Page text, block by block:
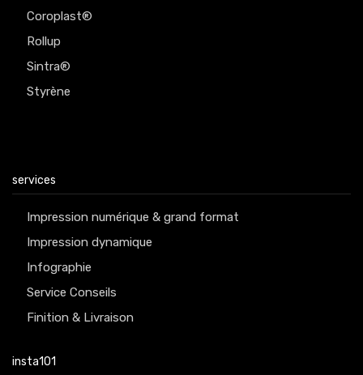
Coroplast®
Rollup
Sintra®
Styrène
services
Impression numérique & grand format
Impression dynamique
Infographie
Service Conseils
Finition & Livraison
insta101